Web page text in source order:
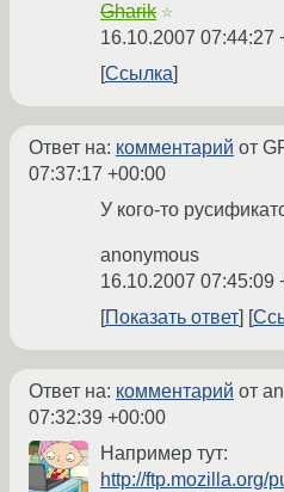
Gharik ☆
16.10.2007 07:44:27
Ссылка
Ответ на: комментарий от
07:37:17 +00:00
У кого-то
anonymous
16.10.2007 07:45:09
Показать ответ
Ответ на: комментарий от
07:32:39 +00:00
Например тут:
http://ftp.mozilla.org/